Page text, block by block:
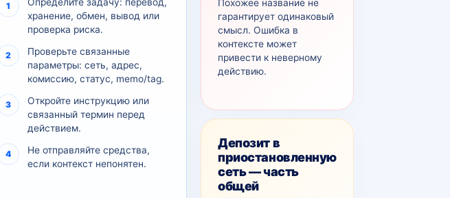
хранение, обмен, вывод или
проверка риска.
Проверьте связанные
параметры: сеть, адрес,
комиссию, статус, memo/tag.
Откройте инструкцию или
связанный термин перед
действием.
Не отправляйте средства,
если контекст непонятен.
Похожее название не
гарантирует одинаковый
смысл. Ошибка в
контексте может
привести к неверному
действию.
Депозит в
приостановленную
сеть — часть
общей